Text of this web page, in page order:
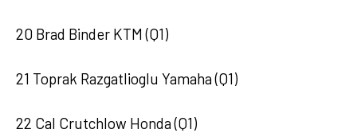
20 Brad Binder KTM (Q1)
21 Toprak Razgatlioglu Yamaha (Q1)
22 Cal Crutchlow Honda (Q1)